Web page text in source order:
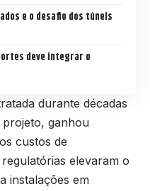
e o desafio dos túneis
deve integrar o
durante décadas
ganhou
custos de
elevaram o
instalações em